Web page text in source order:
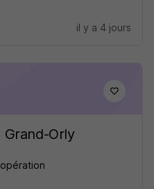
il y a 4 jours
Grand-Orly